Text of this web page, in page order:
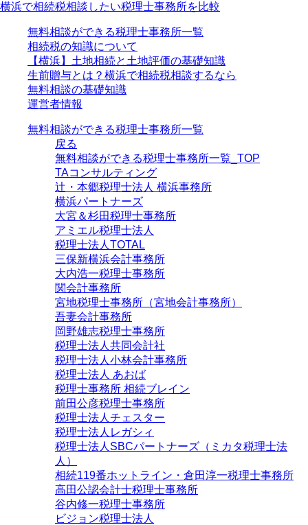
横浜で相続税相談したい税理士事務所を比較
無料相談ができる税理士事務所一覧
相続税の知識について
【横浜】土地相続と土地評価の基礎知識
生前贈与とは？横浜で相続税相談するなら
無料相談の基礎知識
運営者情報
無料相談ができる税理士事務所一覧
戻る
無料相談ができる税理士事務所一覧_TOP
TAコンサルティング
辻・本郷税理士法人 横浜事務所
横浜パートナーズ
大宮＆杉田税理士事務所
アミエル税理士法人
税理士法人TOTAL
三保新横浜会計事務所
大内浩一税理士事務所
関会計事務所
宮地税理士事務所（宮地会計事務所）
吾妻会計事務所
岡野雄志税理士事務所
税理士法人共同会計社
税理士法人小林会計事務所
税理士法人 あおば
税理士事務所 相続ブレイン
前田公彦税理士事務所
税理士法人チェスター
税理士法人レガシィ
税理士法人SBCパートナーズ（ミカタ税理士法
人）
相続119番ホットライン・倉田淳一税理士事務所
高田公認会計士税理士事務所
谷内修一税理士事務所
ビジョン税理士法人